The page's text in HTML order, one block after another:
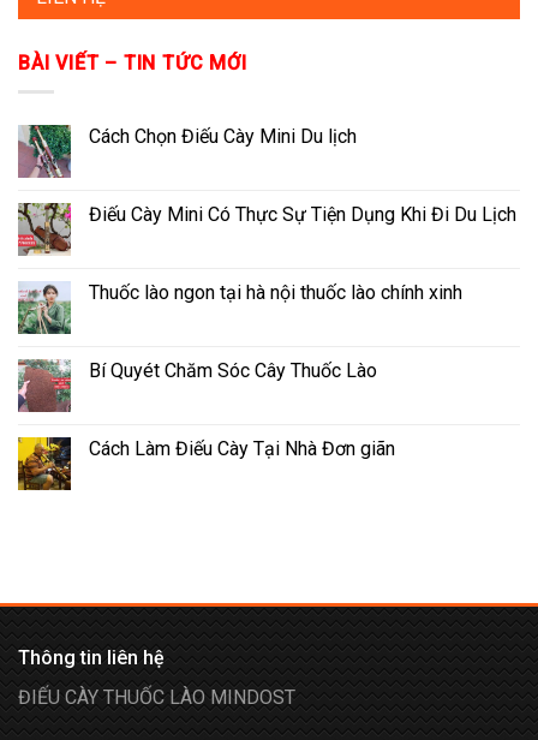
BÀI VIẾT – TIN TỨC MỚI
Cách Chọn Điếu Cày Mini Du lịch
Điếu Cày Mini Có Thực Sự Tiện Dụng Khi Đi Du Lịch
Thuốc lào ngon tại hà nội thuốc lào chính xinh
Bí Quyét Chăm Sóc Cây Thuốc Lào
Cách Làm Điếu Cày Tại Nhà Đơn giãn
Thông tin liên hệ
ĐIẾU CÀY THUỐC LÀO MINDOST